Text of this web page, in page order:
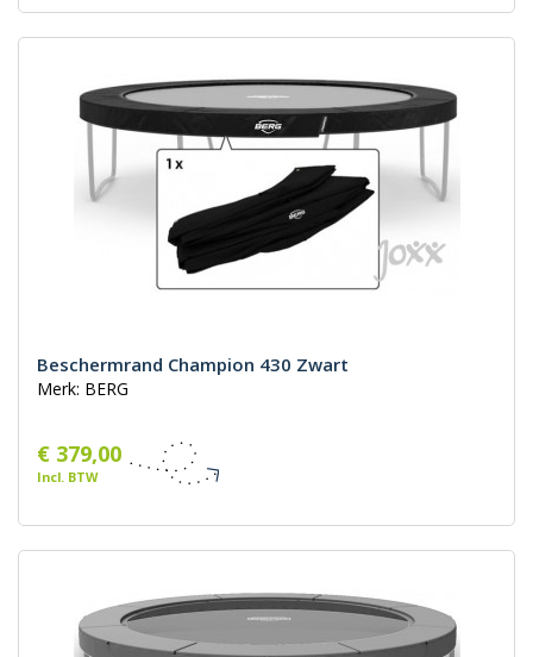
Beschermrand Champion 430 Zwart
Merk: BERG
€ 379,00
Incl. BTW